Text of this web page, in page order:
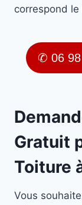
correspond
✆ 06 98
Gratuit
Toiture
Vous